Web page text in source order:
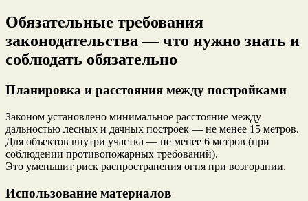
Обязательные требования
законодательства — что нужно знать и
соблюдать обязательно
Планировка и расстояния между постройками
Законом установлено минимальное расстояние между
дальностью лесных и дачных построек — не менее 15 метров.
Для объектов внутри участка — не менее 6 метров (при
соблюдении противопожарных требований).
Это уменьшит риск распространения огня при возгорании.
Использование материалов